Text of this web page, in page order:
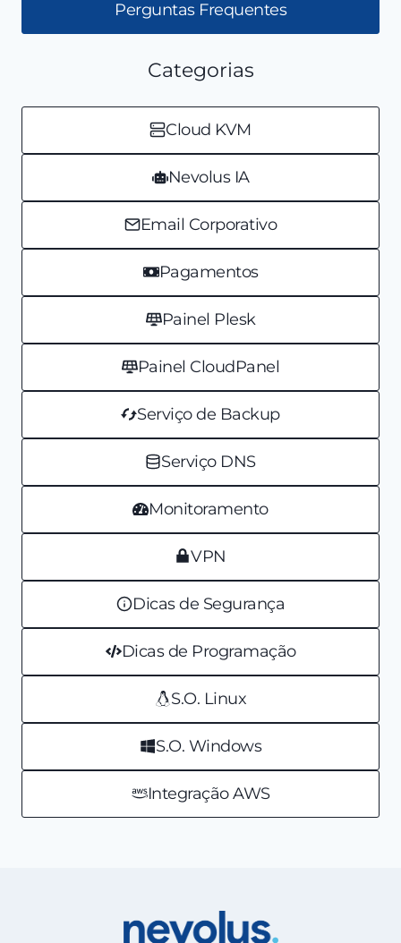
Perguntas Frequentes
Categorias
Cloud KVM
Nevolus IA
Email Corporativo
Pagamentos
Painel Plesk
Painel CloudPanel
Serviço de Backup
Serviço DNS
Monitoramento
VPN
Dicas de Segurança
Dicas de Programação
S.O. Linux
S.O. Windows
Integração AWS